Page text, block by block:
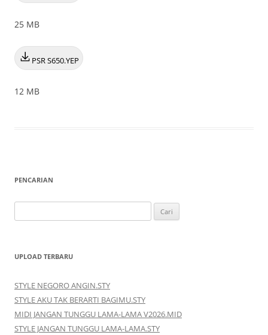
25 MB
PSR S650.YEP
12 MB
PENCARIAN
untuk:
UPLOAD TERBARU
STYLE NEGORO ANGIN.STY
STYLE AKU TAK BERARTI BAGIMU.STY
MIDI JANGAN TUNGGU LAMA-LAMA V2026.MID
STYLE JANGAN TUNGGU LAMA-LAMA.STY